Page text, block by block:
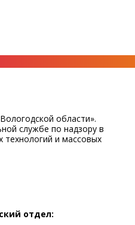
области».
службе по надзору в
и массовых
принятия решения о
аналитический центр
Вологодская обл., г.
д.10
отдел: